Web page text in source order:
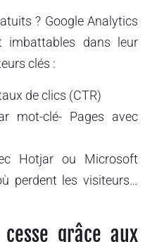
? Google Analytics
imbattables dans leur
clés :
de clics (CTR)
mot-clé- Pages avec
Hotjar ou Microsoft
perdent les visiteurs…
cesse grâce aux